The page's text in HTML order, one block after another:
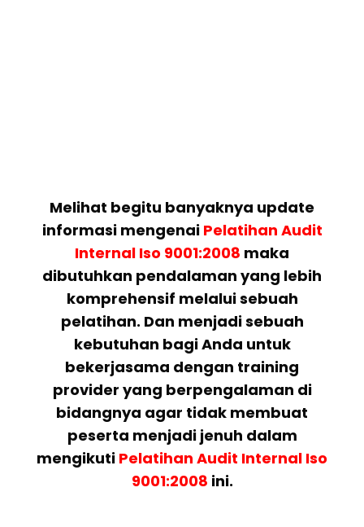
Melihat begitu banyaknya update
informasi mengenai Pelatihan Audit
Internal Iso 9001:2008 maka
dibutuhkan pendalaman yang lebih
komprehensif melalui sebuah
pelatihan. Dan menjadi sebuah
kebutuhan bagi Anda untuk
bekerjasama dengan training
provider yang berpengalaman di
bidangnya agar tidak membuat
peserta menjadi jenuh dalam
mengikuti Pelatihan Audit Internal Iso
9001:2008 ini.